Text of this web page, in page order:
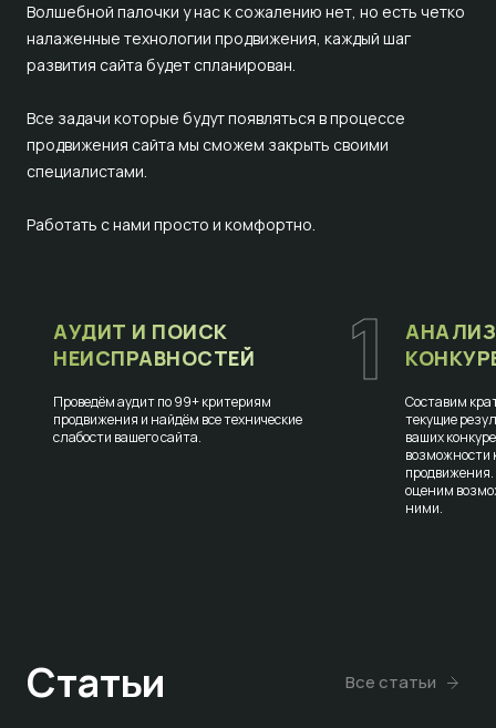
Волшебной палочки у нас к сожалению нет, но есть четко
налаженные технологии продвижения, каждый шаг
развития сайта будет спланирован.
Все задачи которые будут появляться в процессе
продвижения сайта мы сможем закрыть своими
специалистами.
Работать с нами просто и комфортно.
1
АУДИТ И ПОИСК
НЕИСПРАВНОСТЕЙ
Проведём аудит по 99+ критериям
продвижения и найдём все технические
слабости вашего сайта.
Составим
текущие
ваших
возможности
оценим
ними.
Статьи Все статьи